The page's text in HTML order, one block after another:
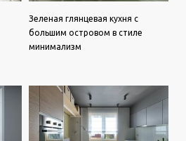
Зеленая глянцевая кухня с
большим островом в стиле
минимализм